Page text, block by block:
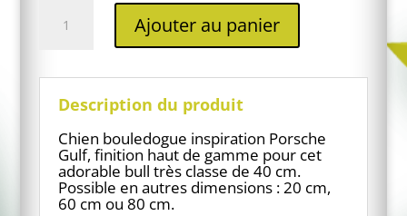
Ajouter au panier
Description du produit
Chien bouledogue inspiration Porsche
Gulf, finition haut de gamme pour cet
adorable bull très classe de 40 cm.
Possible en autres dimensions : 20 cm,
60 cm ou 80 cm.